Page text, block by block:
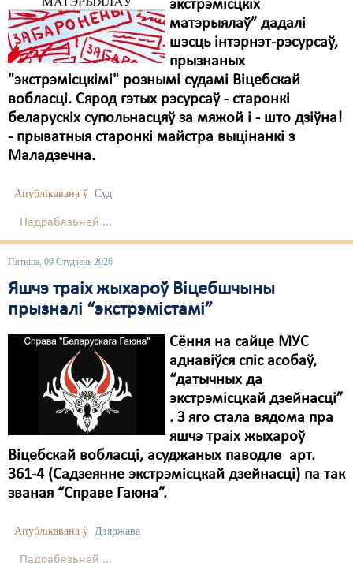
экстрэмісцкіх
матэрыялаў” дадалі
шэсць інтэрнэт-рэсурсаў,
прызнаных
"экстрэмісцкімі" рознымі судамі Віцебскай
вобласці. Сярод гэтых рэсурсаў - старонкі
беларускіх супольнасцяў за мяжой і - што дзіўна!
- прыватныя старонкі майстра выцінанкі з
Маладзечна.
Апублікавана ў Суд
Падрабязьней ...
Пятніца, 09 Студзень 2026
Яшчэ траіх жыхароў Віцебшчыны
прызналі “экстрэмістамі”
Сёння на сайце МУС
аднавіўся спіс асобаў,
“датычных да
экстрэмісцкай дзейнасці”
. З яго стала вядома пра
яшчэ траіх жыхароў
Віцебскай вобласці, асуджаных паводле арт.
361-4 (Садзеянне экстрэмісцкай дзейнасці) па так
званая “Справе Гаюна”.
Апублікавана ў Дзяржава
Падрабязьней ...